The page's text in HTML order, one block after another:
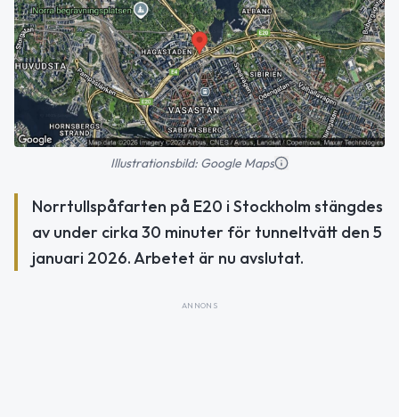
Illustrationsbild: Google Maps
Norrtullspåfarten på E20 i Stockholm stängdes
av under cirka 30 minuter för tunneltvätt den 5
januari 2026. Arbetet är nu avslutat.
ANNONS